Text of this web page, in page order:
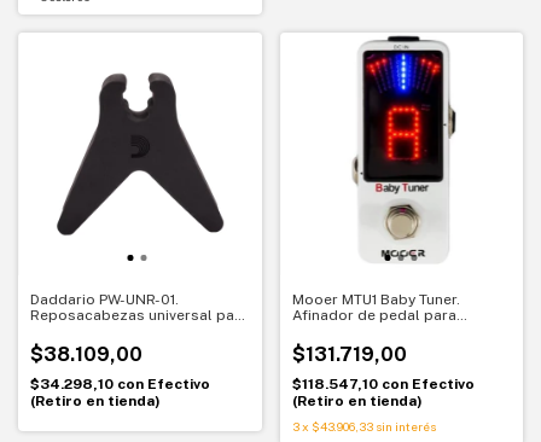
Daddario PW-UNR-01.
Reposacabezas universal para
mantenimiento
$38.109,00
$34.298,10 con Efectivo
(Retiro en tienda)
Mooer MTU1 Baby Tuner.
Afinador de pedal para
compacta para tu setup
$131.719,00
$118.547,10 con Efectivo
(Retiro en tienda)
3 x $43.906,33 sin interés